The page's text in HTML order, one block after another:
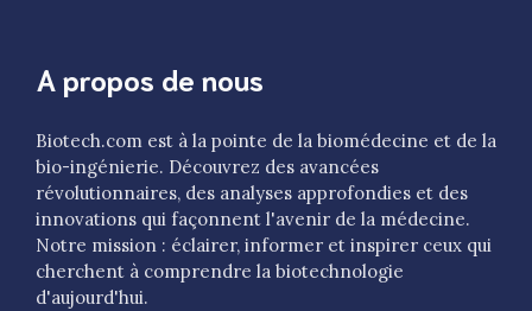
A propos de nous
Biotech.com est à la pointe de la biomédecine et de la
bio-ingénierie. Découvrez des avancées
révolutionnaires, des analyses approfondies et des
innovations qui façonnent l'avenir de la médecine.
Notre mission : éclairer, informer et inspirer ceux qui
cherchent à comprendre la biotechnologie
d'aujourd'hui.